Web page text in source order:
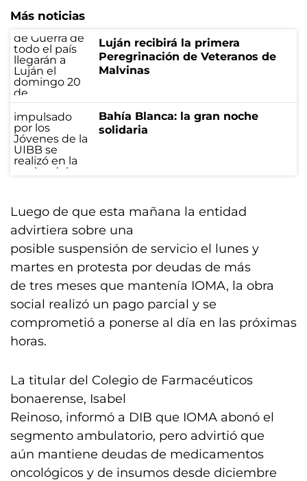
Más noticias
Luján recibirá la primera
Peregrinación de Veteranos de
Malvinas
Bahía Blanca: la gran noche
solidaria
Luego de que esta mañana la entidad
advirtiera sobre una
posible suspensión de servicio el lunes y
martes en protesta por deudas de más
de tres meses que mantenía IOMA, la obra
social realizó un pago parcial y se
comprometió a ponerse al día en las próximas
horas.
La titular del Colegio de Farmacéuticos
bonaerense, Isabel
Reinoso, informó a DIB que IOMA abonó el
segmento ambulatorio, pero advirtió que
aún mantiene deudas de medicamentos
oncológicos y de insumos desde diciembre